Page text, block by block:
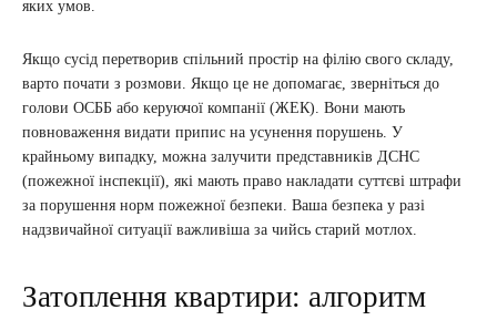
яких умов.
Якщо сусід перетворив спільний простір на філію свого складу,
варто почати з розмови. Якщо це не допомагає, зверніться до
голови ОСББ або керуючої компанії (ЖЕК). Вони мають
повноваження видати припис на усунення порушень. У
крайньому випадку, можна залучити представників ДСНС
(пожежної інспекції), які мають право накладати суттєві штрафи
за порушення норм пожежної безпеки. Ваша безпека у разі
надзвичайної ситуації важливіша за чийсь старий мотлох.
Затоплення квартири: алгоритм